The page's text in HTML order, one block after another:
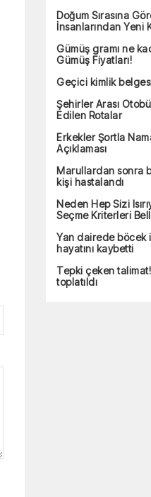
Doğum Sırasına
İnsanlarından Yeni
Gümüş gramı ne
Gümüş Fiyatları!
Geçici kimlik
Şehirler Arası
Edilen Rotalar
Erkekler Şortla
Açıklaması
Marullardan sonra
kişi hastalandı
Neden Hep Sizi
Seçme Kriterleri
Yan dairede böcek
hayatını kaybetti
Tepki çeken talimat!
toplatıldı